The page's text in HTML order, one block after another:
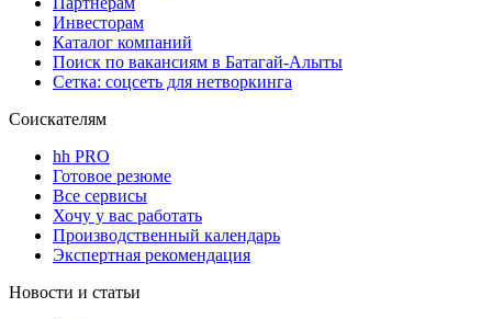
Инвесторам
Каталог компаний
Поиск по вакансиям в Батагай-Алыты
Сетка: соцсеть для нетворкинга
Соискателям
hh PRO
Готовое резюме
Все сервисы
Хочу у вас работать
Производственный календарь
Экспертная рекомендация
Новости и статьи